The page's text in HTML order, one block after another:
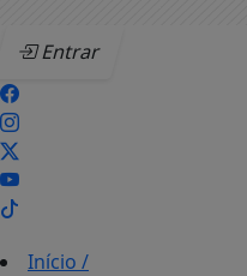
Entrar
Início /